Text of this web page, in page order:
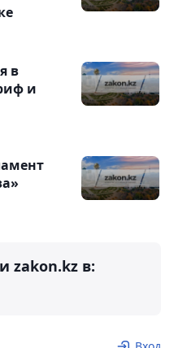
в
и
zakon.kz в: